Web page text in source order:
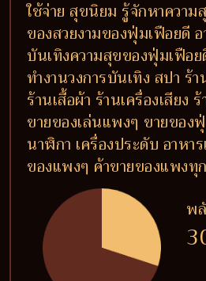
ใช้จ่าย สุขนิยม รู้จักหาความ
ของสวยงามของฟุ่มเฟือยดี
บันเทิงความสุขของฟุ่มเฟือย
ทำงานวงการบันเทิง สปา ร้
ร้านเสื้อผ้า ร้านเครื่องเสียง
ขายของเล่นแพงๆ ขายของ
นาฬิกา เครื่องประดับ อาหา
ของแพงๆ ค้าขายของแพงทุ
พ